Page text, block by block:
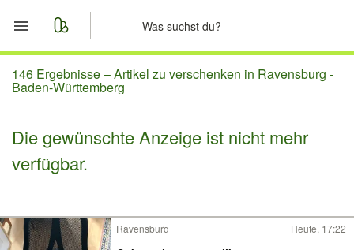
Start
Merkliste
Nachrichten
146 Ergebnisse –Artikel zu verschenken in Ravensburg -
Baden-Württemberg
Die gewünschte Anzeige ist nicht mehr
verfügbar.
Ravensburg Heute, 17:22